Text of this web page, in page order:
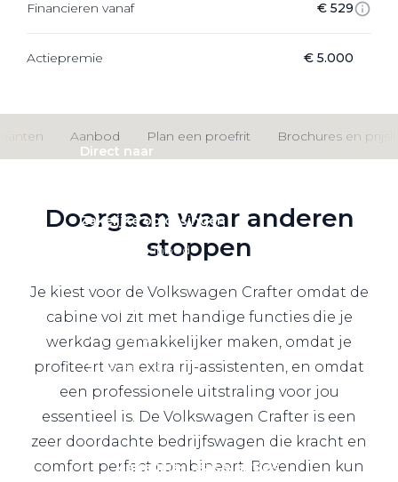
Direct naar
Zakelijke oplossingen
Lease aanbod
Berijdersinfo
Lease acties
Lease a Bike
Zakelijke Lease acties
Financieren vanaf € 529
Actiepremie € 5.000
Aanbod Plan een proefrit Brochures en
Doorgaan waar anderen
stoppen
Je kiest voor de Volkswagen Crafter omdat de
cabine vol zit met handige functies die je
werkdag gemakkelijker maken, omdat je
profiteert van extra rij-assistenten, en omdat
een professionele uitstraling voor jou
essentieel is. De Volkswagen Crafter is een
zeer doordachte bedrijfswagen die kracht en
comfort perfect combineert. Bovendien kun